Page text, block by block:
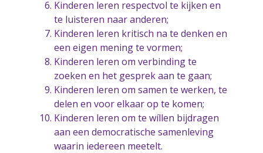
Kinderen leren respectvol te kijken en
te luisteren naar anderen;
Kinderen leren kritisch na te denken en
een eigen mening te vormen;
Kinderen leren om verbinding te
zoeken en het gesprek aan te gaan;
Kinderen leren om samen te werken, te
delen en voor elkaar op te komen;
Kinderen leren om te wíllen bijdragen
aan een democratische samenleving
waarin iedereen meetelt.